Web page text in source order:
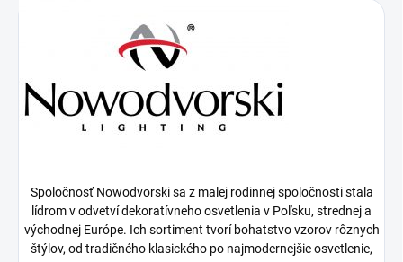
Spoločnosť Nowodvorski sa z malej rodinnej spoločnosti stala
lídrom v odvetví dekoratívneho osvetlenia v Poľsku, strednej a
východnej Európe. Ich sortiment tvorí bohatstvo vzorov rôznych
štýlov, od tradičného klasického po najmodernejšie osvetlenie,